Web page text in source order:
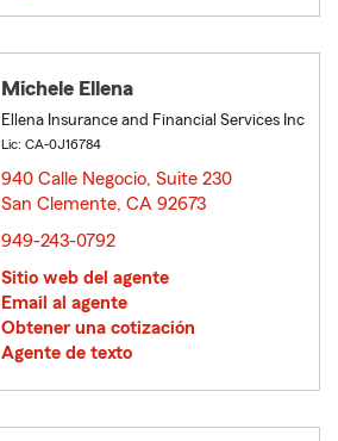
Michele Ellena
Ellena Insurance and Financial Services Inc
Lic: CA-0J16784
940 Calle Negocio, Suite 230
San Clemente, CA 92673
949-243-0792
Sitio web del agente
Email al agente
Obtener una cotización
Agente de texto